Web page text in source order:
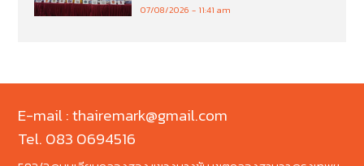
07/08/2026 11:41 am
E-mail : thairemark@gmail.com
Tel. 083 0694516